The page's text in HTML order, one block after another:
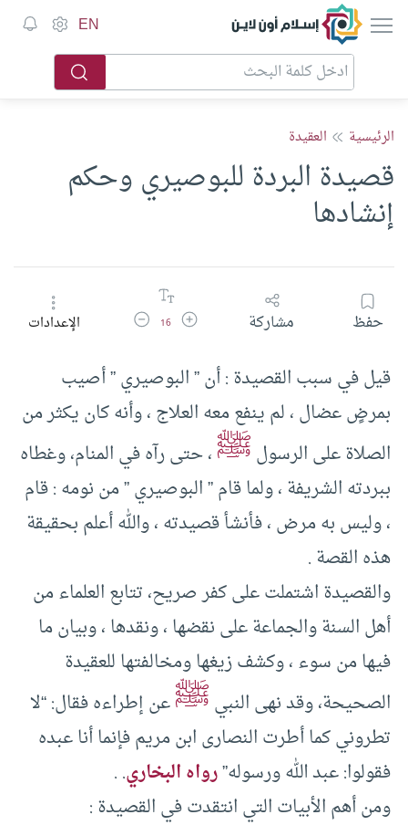
إسلام أون لاين EN
الرئيسية العقيدة
قصيدة البردة للبوصيري وحكم
إنشادها
حفظ مشاركة زيادة حجم الخط
16 تقليل حجم الخطالإعدادات
قيل في سبب القصيدة : أن ” البوصيري ” أصيب
بمرضٍ عضال ، لم ينفع معه العلاج ، وأنه كان يكثر من
الصلاة على الرسولﷺ، حتى رآه في المنام، وغطاه
ببردته الشريفة ، ولما قام ” البوصيري ” من نومه : قام
، وليس به مرض ، فأنشأ قصيدته ، والله أعلم بحقيقة
هذه القصة .
والقصيدة اشتملت على كفر صريح، تتابع العلماء من
أهل السنة والجماعة على نقضها ، ونقدها ، وبيان ما
فيها من سوء ، وكشف زيغها ومخالفتها للعقيدة
الصحيحة، وقد نهى النبيﷺعن إطراءه فقال: “لا
تطروني كما أطرت النصارى ابن مريم فإنما أنا عبده
فقولوا: عبد الله ورسوله”رواه البخاري. .
ومن أهم الأبيات التي انتقدت في القصيدة :